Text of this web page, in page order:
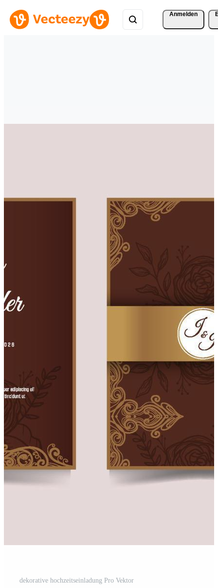
Anmelden
dekorative hochzeitseinladung Pro Vektor